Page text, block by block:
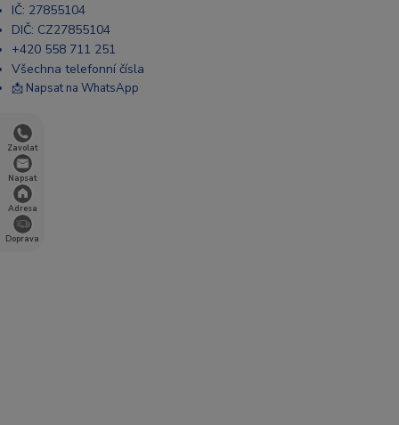
Zavolat
Napsat
Adresa
Doprava
IČ: 27855104
DIČ: CZ27855104
+420 558 711 251
Všechna telefonní čísla
📩 Napsat na WhatsApp